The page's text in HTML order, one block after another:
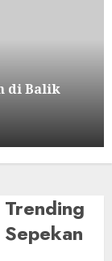
di Balik
Trending
Sepekan